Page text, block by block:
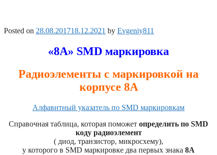
Posted on 28.08.201718.12.2021 by Evgeniy811
«8A» SMD маркировка
Радиоэлементы с маркировкой на
корпусе 8A
Алфавитный указатель по SMD маркировкам
Справочная таблица, которая поможет определить по SMD
коду радиоэлемент
( диод, транзистор, микросхему),
у которого в SMD маркировке два первых знака 8A